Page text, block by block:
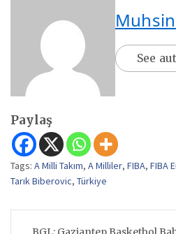
See
Paylaş
Tags: A Milli Takım, A Milliler, FIBA, FIBA
Tarık Biberovic, Türkiye